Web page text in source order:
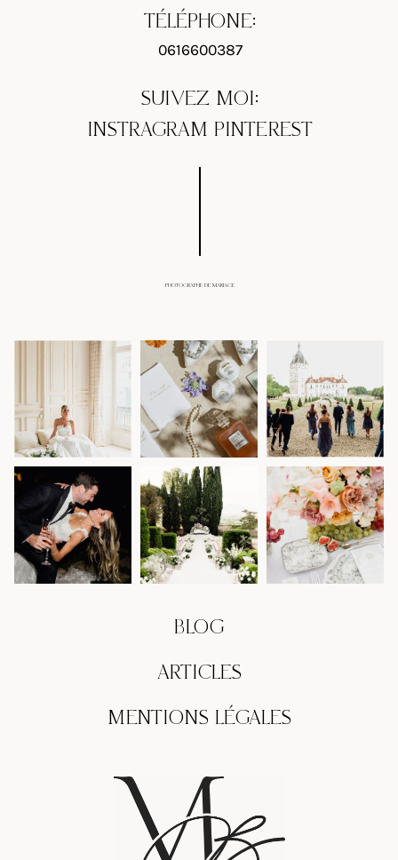
TÉLÉPHONE:
0616600387
SUIVEZ MOI:
INSTRAGRAM PINTEREST
PHOTOGRAPHE DE MARIAGE
BLOG
ARTICLES
MENTIONS LÉGALES